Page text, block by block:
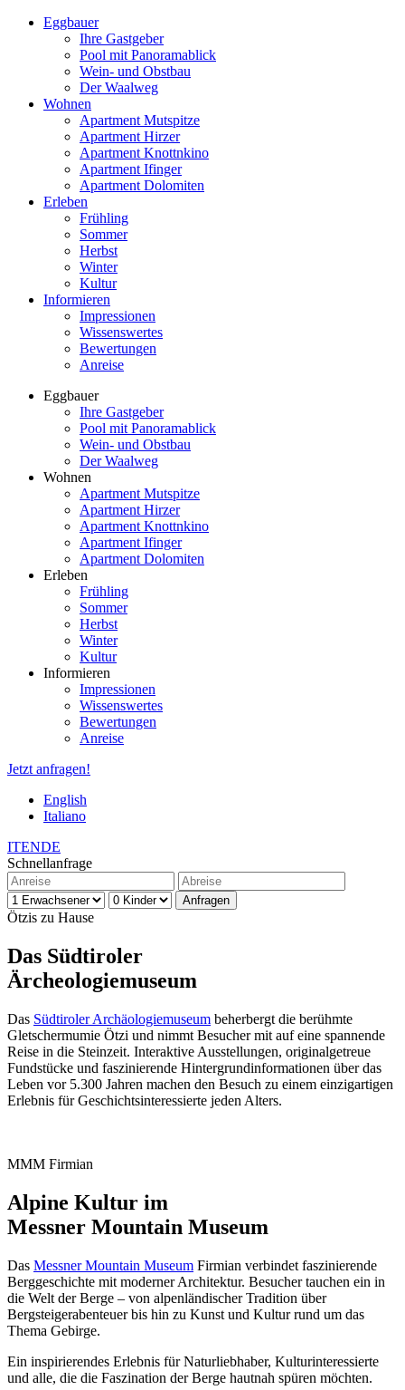
Eggbauer
Ihre Gastgeber
Pool mit Panoramablick
Wein- und Obstbau
Der Waalweg
Wohnen
Apartment Mutspitze
Apartment Hirzer
Apartment Knottnkino
Apartment Ifinger
Apartment Dolomiten
Erleben
Frühling
Sommer
Herbst
Winter
Kultur
Informieren
Impressionen
Wissenswertes
Bewertungen
Anreise
Eggbauer
Ihre Gastgeber
Pool mit Panoramablick
Wein- und Obstbau
Der Waalweg
Wohnen
Apartment Mutspitze
Apartment Hirzer
Apartment Knottnkino
Apartment Ifinger
Apartment Dolomiten
Erleben
Frühling
Sommer
Herbst
Winter
Kultur
Informieren
Impressionen
Wissenswertes
Bewertungen
Anreise
Jetzt anfragen!
English
Italiano
ITENDE
Schnellanfrage
Ötzis zu Hause
Das Südtiroler
Ärcheologiemuseum
Das Südtiroler Archäologiemuseum beherbergt die berühmte
Gletschermumie Ötzi und nimmt Besucher mit auf eine spannende
Reise in die Steinzeit. Interaktive Ausstellungen, originalgetreue
Fundstücke und faszinierende Hintergrundinformationen über das
Leben vor 5.300 Jahren machen den Besuch zu einem einzigartigen
Erlebnis für Geschichtsinteressierte jeden Alters.
MMM Firmian
Alpine Kultur im
Messner Mountain Museum
Das Messner Mountain Museum Firmian verbindet faszinierende
Berggeschichte mit moderner Architektur. Besucher tauchen ein in
die Welt der Berge – von alpenländischer Tradition über
Bergsteigerabenteuer bis hin zu Kunst und Kultur rund um das
Thema Gebirge.
Ein inspirierendes Erlebnis für Naturliebhaber, Kulturinteressierte
und alle, die die Faszination der Berge hautnah spüren möchten.